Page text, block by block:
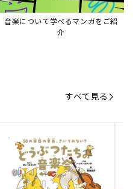
音楽について学べるマンガをご紹
介
すべて見る